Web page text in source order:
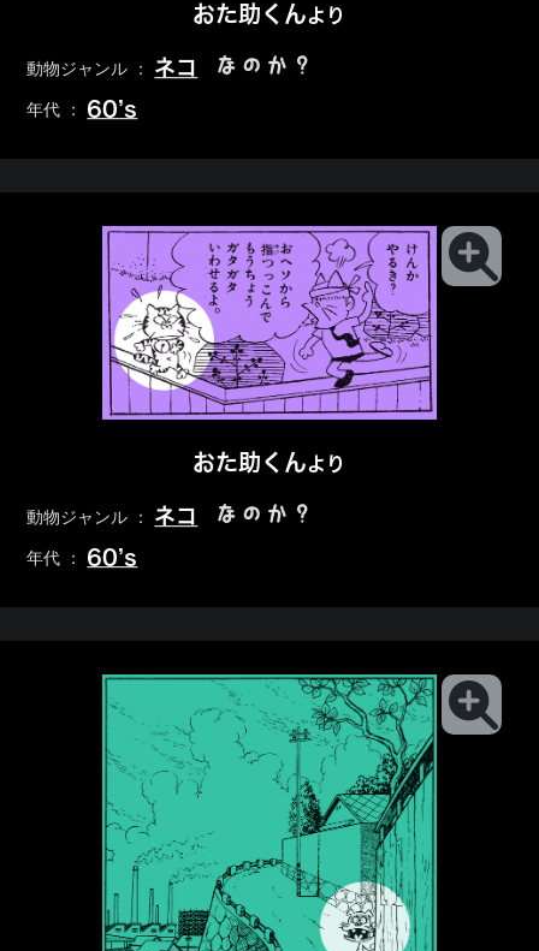
おた助くんより
動物ジャンル ： ネコ なのか？
年代 ： 60’s
おた助くんより
動物ジャンル ： ネコ なのか？
年代 ： 60’s